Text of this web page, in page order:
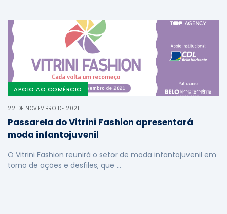
APOIO AO COMÉRCIO
22 DE NOVEMBRO DE 2021
Passarela do Vitrini Fashion apresentará
moda infantojuvenil
O Vitrini Fashion reunirá o setor de moda infantojuvenil em
torno de ações e desfiles, que …